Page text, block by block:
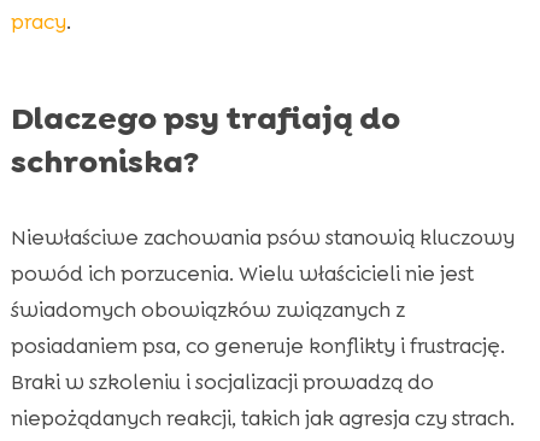
pracy.
Dlaczego psy trafiają do
schroniska?
Niewłaściwe zachowania psów stanowią kluczowy
powód ich porzucenia. Wielu właścicieli nie jest
świadomych obowiązków związanych z
posiadaniem psa, co generuje konflikty i frustrację.
Braki w szkoleniu i socjalizacji prowadzą do
niepożądanych reakcji, takich jak agresja czy strach.